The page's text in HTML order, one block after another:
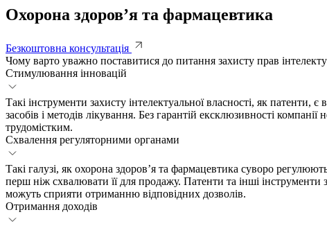
Охорона здоров’я та фармацевтика
Безкоштовна консультація
Чому варто уважно поставитися до питання захисту прав
Стимулювання інновацій
Такі інструменти захисту інтелектуальної власності, як
засобів і методів лікування. Без гарантій ексклюзивності
трудомістким.
Схвалення регуляторними органами
Такі галузі, як охорона здоров’я та фармацевтика суворо
перш ніж схвалювати її для продажу. Патенти та інші
можуть сприяти отриманню відповідних дозволів.
Отримання доходів